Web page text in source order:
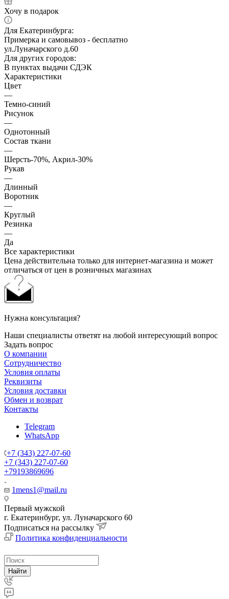
Хочу в подарок
Для Екатеринбурга:
Примерка и самовывоз - бесплатно
ул.Луначарского д.60
Для других городов:
В пунктах выдачи СДЭК
Характеристики
Цвет
—
Темно-синий
Рисунок
—
Однотонный
Состав ткани
—
Шерсть-70%, Акрил-30%
Рукав
—
Длинный
Воротник
—
Круглый
Резинка
—
Да
Все характеристики
Цена действительна только для интернет-магазина и может
отличаться от цен в розничных магазинах
Нужна консультация?
Наши специалисты ответят на любой интересующий вопрос
Задать вопрос
О компании
Сотрудничество
Условия оплаты
Реквизиты
Условия доставки
Обмен и возврат
Контакты
Telegram
WhatsApp
+7 (343) 227-07-60
+7 (343) 227-07-60
+79193869696
1mens1@mail.ru
Первый мужской
г. Екатеринбург, ул. Луначарского 60
Подписаться на рассылку
Политика конфиденциальности
Найти